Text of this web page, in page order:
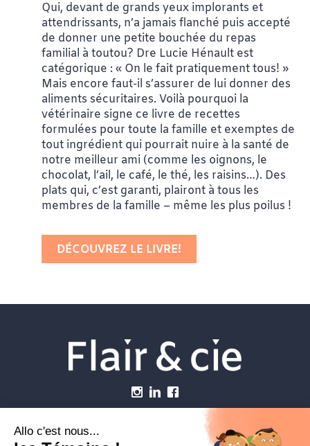
Qui, devant de grands yeux implorants et
attendrissants, n’a jamais flanché puis accepté
de donner une petite bouchée du repas
familial à toutou? Dre Lucie Hénault est
catégorique : « On le fait pratiquement tous! »
Mais encore faut-il s’assurer de lui donner des
aliments sécuritaires. Voilà pourquoi la
vétérinaire signe ce livre de recettes
formulées pour toute la famille et exemptes de
tout ingrédient qui pourrait nuire à la santé de
notre meilleur ami (comme les oignons, le
chocolat, l’ail, le café, le thé, les raisins…). Des
plats qui, c’est garanti, plairont à tous les
membres de la famille – même les plus poilus !
DÉCOUVREZ LE LIVRE!
Établissements vétérinaires